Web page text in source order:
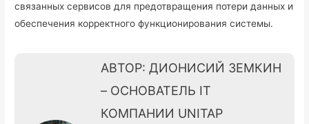
связанных сервисов для предотвращения потери данных и
обеспечения корректного функционирования системы.
АВТОР: ДИОНИСИЙ ЗЕМКИН
– ОСНОВАТЕЛЬ IT
КОМПАНИИ UNITAP